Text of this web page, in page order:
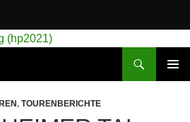
, TOURENBERICHTE